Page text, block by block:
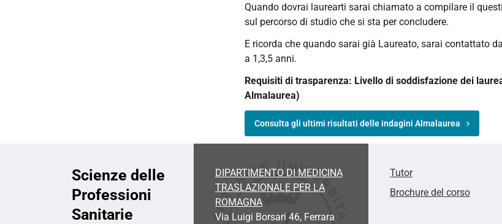
Quando dovrai laurearti sarai chiamato a compilare il
sul percorso di studio che si sta per concludere.
E ricorda che quando sarai già Laureato, sarai contattato
a 1,3,5 anni.
Requisiti di trasparenza: Livello di soddisfazione dei
Almalaurea)
Consulta gli ultimi risultati delle indagini Almalaurea
Scienze delle
Professioni
Sanitarie
DIPARTIMENTO DI MEDICINA
TRASLAZIONALE PER LA
ROMAGNA
Via Luigi Borsari 46, Ferrara
Tutor
Brochure del corso